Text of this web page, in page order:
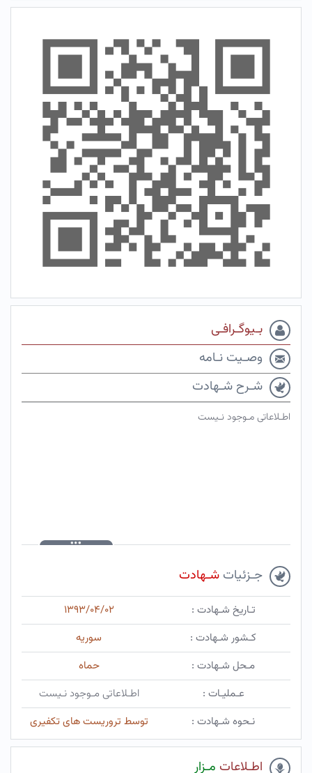
بـیوگـرافـی
وصـیت نـامه
شـرح شـهادت
اطـلاعاتی مـوجود نـیست
جـزئیات شـهادت
تـاریخ شـهادت :
۱۳۹۳/۰۴/۰۲
کـشور شـهادت :
سوریه
مـحل شـهادت :
حماه
عـملیـات :
اطـلاعاتی مـوجود نـیست
نـحوه شـهادت :
توسط تروریست های تکفیری
اطـلاعات مـزار